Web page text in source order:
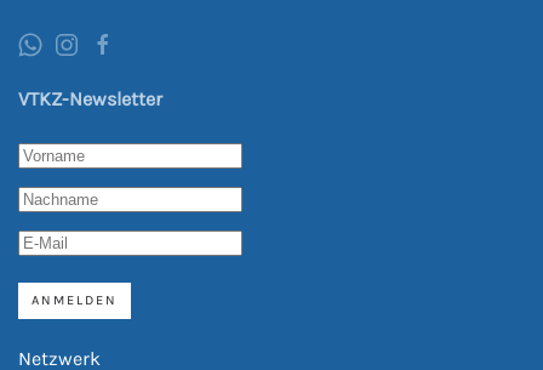
VTKZ-Newsletter
ANMELDEN
Netzwerk